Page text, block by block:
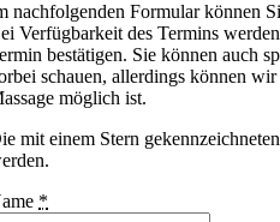
nachfolgenden Formular können
Verfügbarkeit des Termins
bestätigen. Sie können auch
schauen, allerdings können
möglich ist.
mit einem Stern
*